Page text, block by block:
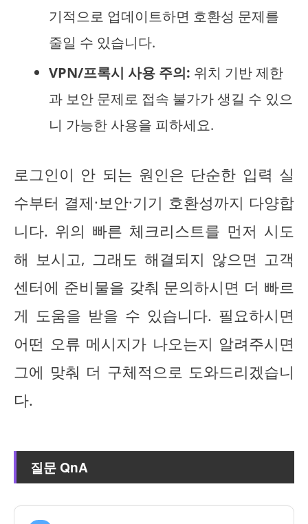
기적으로 업데이트하면 호환성 문제를
줄일 수 있습니다.
VPN/프록시 사용 주의: 위치 기반 제한
과 보안 문제로 접속 불가가 생길 수 있으
니 가능한 사용을 피하세요.
로그인이 안 되는 원인은 단순한 입력 실
수부터 결제·보안·기기 호환성까지 다양합
니다. 위의 빠른 체크리스트를 먼저 시도
해 보시고, 그래도 해결되지 않으면 고객
센터에 준비물을 갖춰 문의하시면 더 빠르
게 도움을 받을 수 있습니다. 필요하시면
어떤 오류 메시지가 나오는지 알려주시면
그에 맞춰 더 구체적으로 도와드리겠습니
다.
질문 QnA